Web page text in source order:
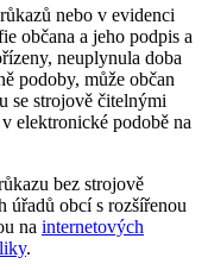
nebo v evidenci
občana a jeho podpis a
neuplynula doba
podoby, může občan
se strojově čitelnými
elektronické podobě na
bez strojově
úřadů obcí s rozšířenou
na internetových
.